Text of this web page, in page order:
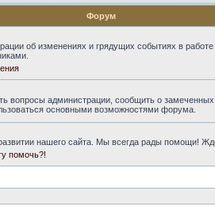
Форум
об изменениях и грядущих событиях в
вопросы администрации, сообщить о
основными возможностями форума.
нашего сайта. Мы всегда рады помощи!
помочь?!